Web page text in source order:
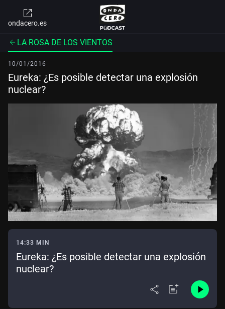
ondacero.es
LA ROSA DE LOS VIENTOS
10/01/2016
Eureka: ¿Es posible detectar una explosión
nuclear?
14:33 MIN
Eureka: ¿Es posible detectar una explosión
nuclear?